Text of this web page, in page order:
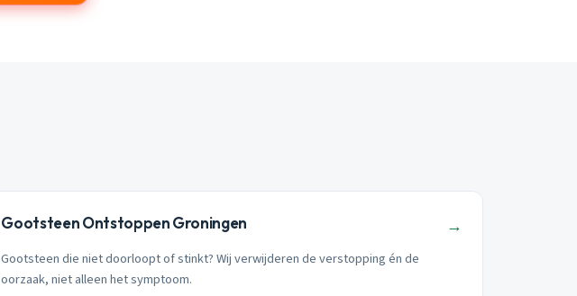
Gootsteen Ontstoppen Groningen →
Gootsteen die niet doorloopt of stinkt? Wij verwijderen de verstopping én de
oorzaak, niet alleen het symptoom.